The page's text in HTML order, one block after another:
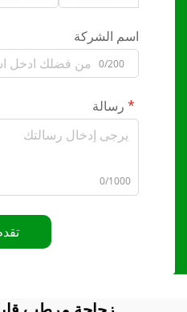
اسم الشركة
0/200
رسالة
0/1000